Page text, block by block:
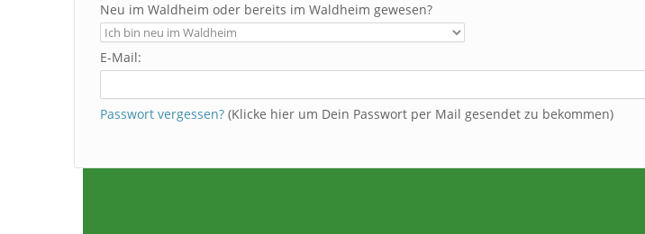
Neu im Waldheim oder bereits im Waldheim gewesen?
E-Mail:
Passwort vergessen? (Klicke hier um Dein Passwort per Mail gesendet zu bekommen)